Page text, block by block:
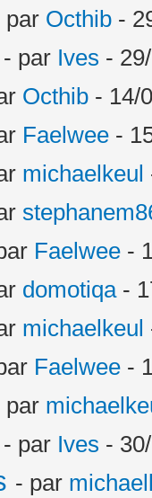
par Octhib -
- par Ives -
Octhib - 14/
Faelwee -
michaelkeul
Faelwee -
domotiqa-
michaelkeul
Faelwee -
par
- par Ives -
- par